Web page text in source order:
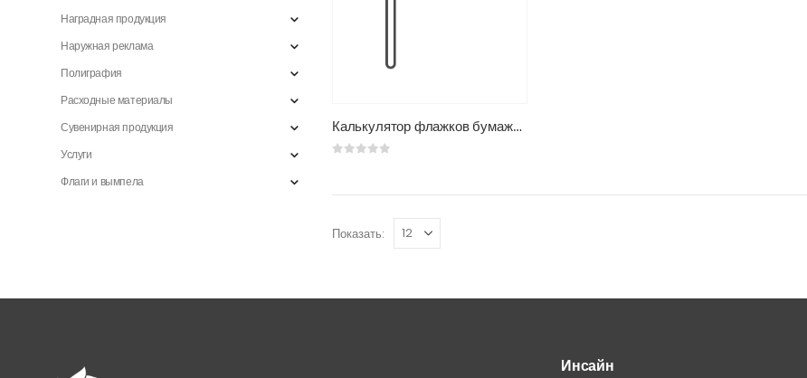
Калькулятор флажков бумажных
Показать:
Наградная продукция
Наружная реклама
Полиграфия
Расходные материалы
Сувенирная продукция
Услуги
Флаги и вымпела
Инсайн